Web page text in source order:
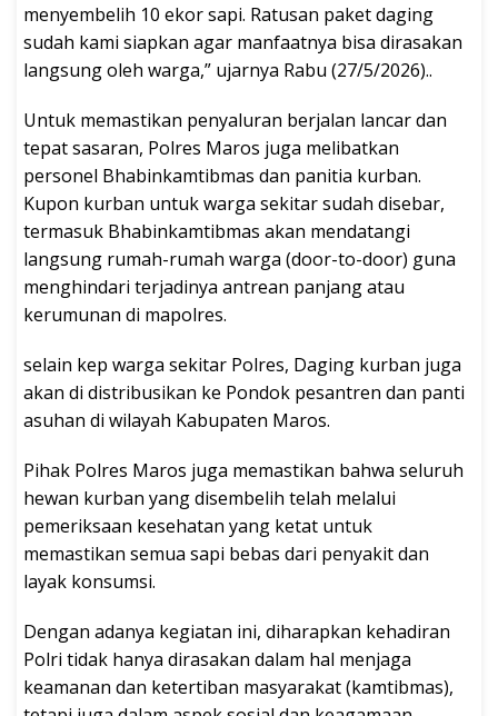
menyembelih 10 ekor sapi. Ratusan paket daging
sudah kami siapkan agar manfaatnya bisa dirasakan
langsung oleh warga,” ujarnya Rabu (27/5/2026)..
​Untuk memastikan penyaluran berjalan lancar dan
tepat sasaran, Polres Maros juga melibatkan
personel Bhabinkamtibmas dan panitia kurban.
Kupon kurban untuk warga sekitar sudah disebar,
termasuk Bhabinkamtibmas akan mendatangi
langsung rumah-rumah warga (door-to-door) guna
menghindari terjadinya antrean panjang atau
kerumunan di mapolres.
​selain kep warga sekitar Polres, Daging kurban juga
akan di distribusikan ke Pondok pesantren dan panti
asuhan di wilayah Kabupaten Maros.
​Pihak Polres Maros juga memastikan bahwa seluruh
hewan kurban yang disembelih telah melalui
pemeriksaan kesehatan yang ketat untuk
memastikan semua sapi bebas dari penyakit dan
layak konsumsi.
​Dengan adanya kegiatan ini, diharapkan kehadiran
Polri tidak hanya dirasakan dalam hal menjaga
keamanan dan ketertiban masyarakat (kamtibmas),